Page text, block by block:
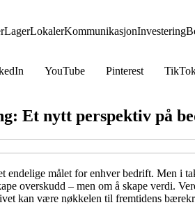
LagerLokalerKommunikasjonInvestering
YouTube Pinterest
Et nytt perspektiv på
endelige målet for enhver bedrift. Men i
overskudd – men om å skape verdi.
kan være nøkkelen til fremtidens